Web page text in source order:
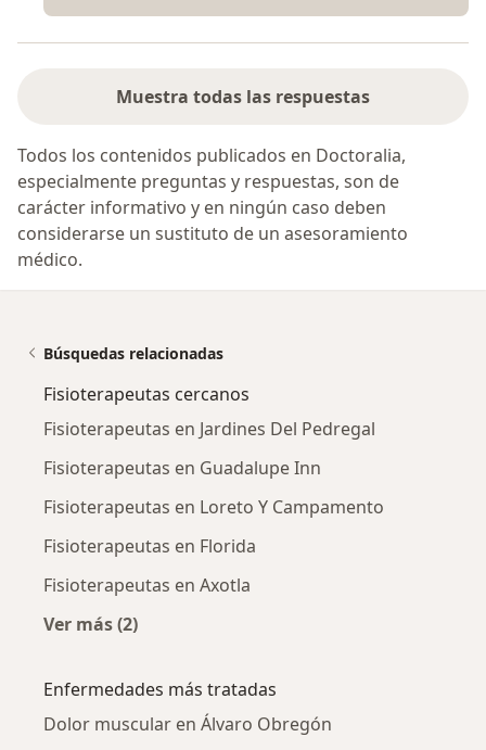
Muestra todas las respuestas
Todos los contenidos publicados en Doctoralia,
especialmente preguntas y respuestas, son de
carácter informativo y en ningún caso deben
considerarse un sustituto de un asesoramiento
médico.
Búsquedas relacionadas
Fisioterapeutas cercanos
Fisioterapeutas en Jardines Del Pedregal
Fisioterapeutas en Guadalupe Inn
Fisioterapeutas en Loreto Y Campamento
Fisioterapeutas en Florida
Fisioterapeutas en Axotla
Ver más (2)
Enfermedades más tratadas
Dolor muscular en Álvaro Obregón